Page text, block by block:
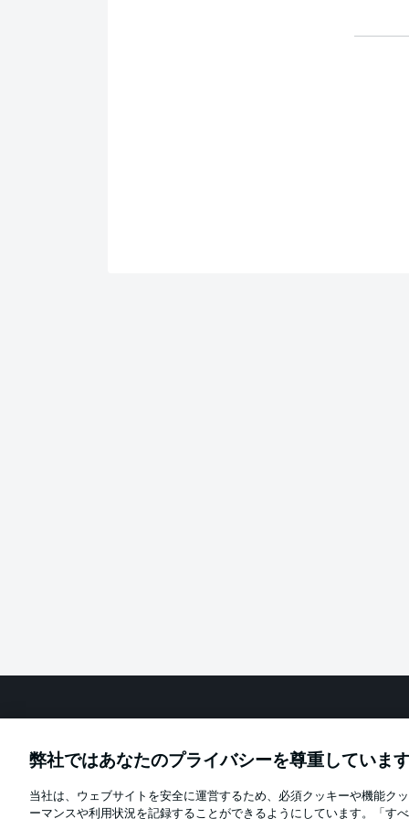
Football as it's meant to be
Official Partners
弊社ではあなたのプライバシーを尊重していま
当社は、ウェブサイトを安全に運営するため、必須クッキーや機能ク
ーマンスや利用状況を記録することができるようにしています。「す